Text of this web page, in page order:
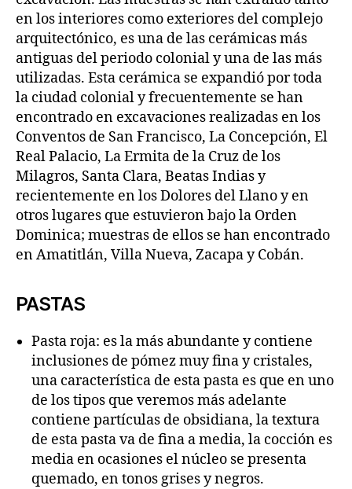
en los interiores como exteriores del complejo
arquitectónico, es una de las cerámicas más
antiguas del periodo colonial y una de las más
utilizadas. Esta cerámica se expandió por toda
la ciudad colonial y frecuentemente se han
encontrado en excavaciones realizadas en los
Conventos de San Francisco, La Concepción, El
Real Palacio, La Ermita de la Cruz de los
Milagros, Santa Clara, Beatas Indias y
recientemente en los Dolores del Llano y en
otros lugares que estuvieron bajo la Orden
Dominica; muestras de ellos se han encontrado
en Amatitlán, Villa Nueva, Zacapa y Cobán.
PASTAS
Pasta roja: es la más abundante y contiene
inclusiones de pómez muy fina y cristales,
una característica de esta pasta es que en uno
de los tipos que veremos más adelante
contiene partículas de obsidiana, la textura
de esta pasta va de fina a media, la cocción es
media en ocasiones el núcleo se presenta
quemado, en tonos grises y negros.